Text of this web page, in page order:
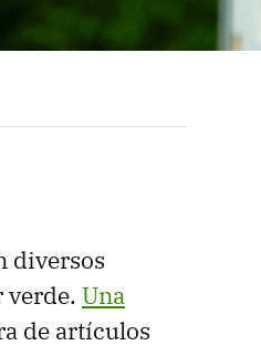
diversos
verde. Una
de artículos